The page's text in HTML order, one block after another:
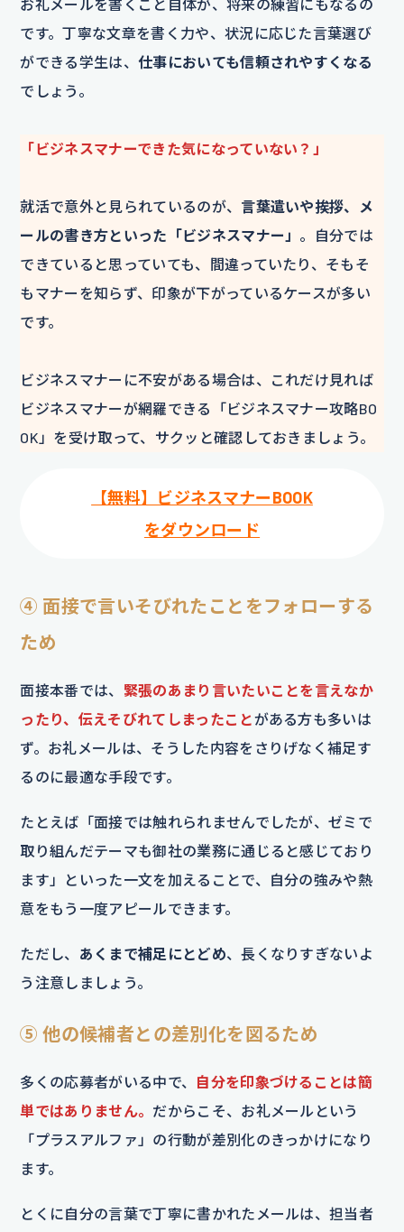
お礼メールを書くこと自体が、将来の練習にもなるの
です。丁寧な文章を書く力や、状況に応じた言葉選び
ができる学生は、 仕事においても信頼されやすくなる
でしょう。
「ビジネスマナーできた気になっていない？」
就活で意外と見られているのが、 言葉遣いや挨拶、メ
ールの書き方といった「ビジネスマナー」 。自分では
できていると思っていても、間違っていたり、そもそ
もマナーを知らず、印象が下がっているケースが多い
です。
ビジネスマナーに不安がある場合は、これだけ見れば
ビジネスマナーが網羅できる「ビジネスマナー攻略BO
OK」を受け取って、サクッと確認しておきましょう。
【無料】ビジネスマナーBOOK
をダウンロード
④ 面接で言いそびれたことをフォローする
ため
面接本番では、 緊張のあまり言いたいことを言えなか
ったり、伝えそびれてしまったことがある方も多いは
ず。お礼メールは、そうした内容をさりげなく補足す
るのに最適な手段です。
たとえば「面接では触れられませんでしたが、ゼミで
取り組んだテーマも御社の業務に通じると感じており
ます」といった一文を加えることで、自分の強みや熱
意をもう一度アピールできます。
ただし、 あくまで補足にとどめ、長くなりすぎないよ
う注意しましょう。
⑤ 他の候補者との差別化を図るため
多くの応募者がいる中で、 自分を印象づけることは簡
単ではありません。 だからこそ、お礼メールという
「プラスアルファ」の行動が差別化のきっかけになり
ます。
とくに自分の言葉で丁寧に書かれたメールは、担当者